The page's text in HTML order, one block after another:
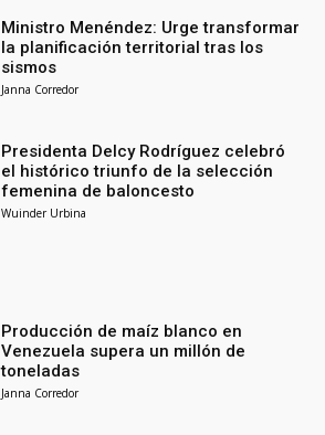
Ministro Menéndez: Urge transformar
la planificación territorial tras los
sismos
Janna Corredor
Presidenta Delcy Rodríguez celebró
el histórico triunfo de la selección
femenina de baloncesto
Wuinder Urbina
Producción de maíz blanco en
Venezuela supera un millón de
toneladas
Janna Corredor